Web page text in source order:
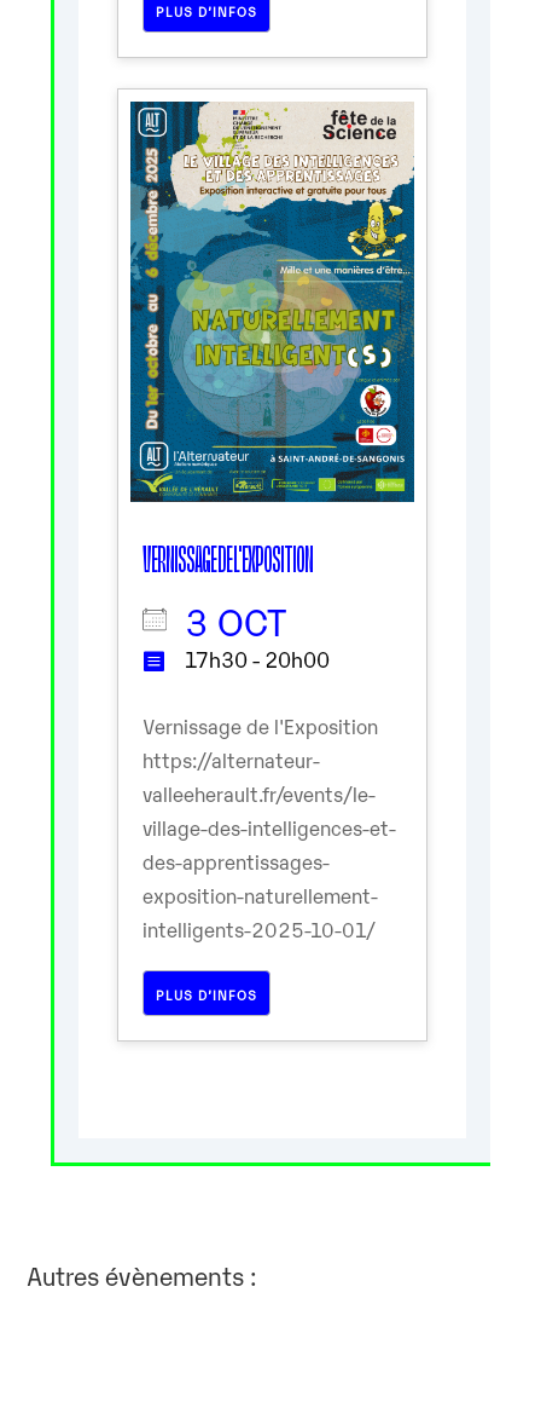
PLUS D’INFOS
VERNISSAGE DE L'EXPOSITION
3 OCT
17h30 - 20h00
Vernissage de l'Exposition
https://alternateur-
valleeherault.fr/events/le-
village-des-intelligences-et-
des-apprentissages-
exposition-naturellement-
intelligents-2025-10-01/
PLUS D’INFOS
Autres évènements :